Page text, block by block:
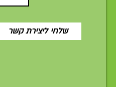
שלחי ליצירת קשר